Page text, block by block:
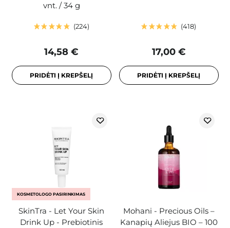
vnt. / 34 g
224
14,58 €
PRIDĖTI Į KREPŠELĮ
418
17,00 €
PRIDĖTI Į KREPŠELĮ
KOSMETOLOGO PASIRINKIMAS
SkinTra - Let Your Skin
Drink Up - Prebiotinis
Mohani - Precious Oils –
Kanapių Aliejus BIO – 100